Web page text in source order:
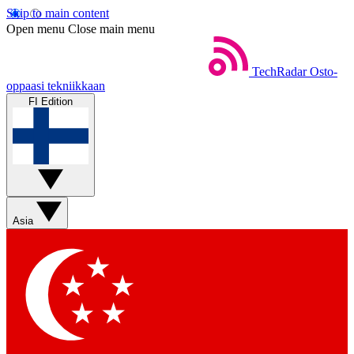
Skip to main content
Open menu Close main menu
TechRadar Osto-
oppaasi tekniikkaan
FI Edition
Asia